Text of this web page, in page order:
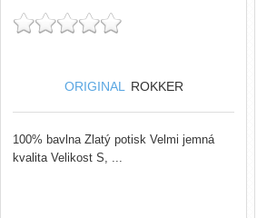
ORIGINAL ROKKER
100% bavlna Zlatý potisk Velmi jemná
kvalita Velikost S, ...